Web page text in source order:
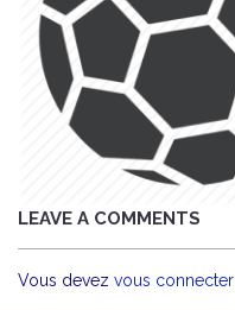
LEAVE A COMMENTS
Vous devez vous connecter